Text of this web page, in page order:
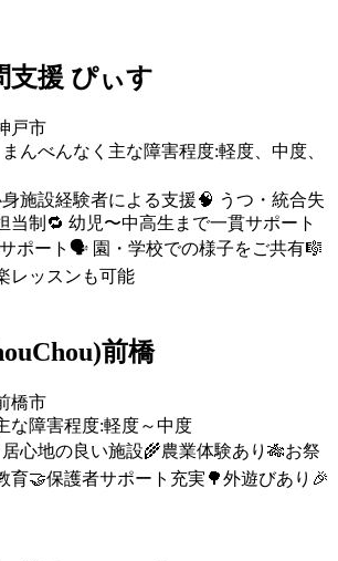
支援 ぴぃす
戸市
んべんなく 主な障害程度:軽度、中度、
施設経験者による支援🧠 うつ・統合失
当制 🔁 幼児〜中高生まで一貫サポート
ポート 🗣️ 園・学校での様子をご共有🎼
レッスンも可能
前橋
橋市
な障害程度:軽度～中度
居心地の良い施設🌾農業体験あり 🎋お祭
育🤝保護者サポート充実 🌳外遊びあり 🎉